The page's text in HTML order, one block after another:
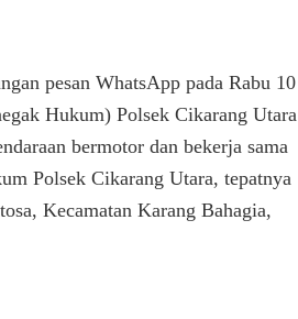
pesan WhatsApp pada Rabu 10
Hukum) Polsek Cikarang Utara
bermotor dan bekerja sama
Polsek Cikarang Utara, tepatnya
Kecamatan Karang Bahagia,